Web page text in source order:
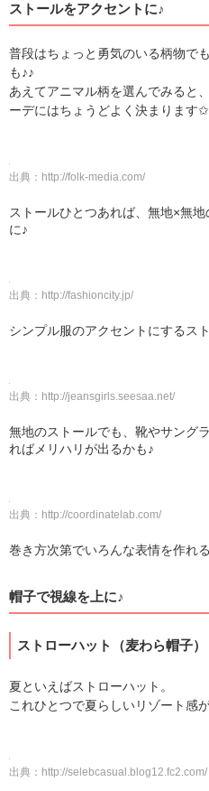
ストールをアクセントに♪
普段はちょっと勇気のいる柄物で
も♪♪
あえてアニマル柄を選んでみると
ーデにはちょうどよく決まります✩
出典： http://folk-media.com/
ストールひとつあれば、無地×無
に♪
出典： http://fashioncity.jp/
シンプル服のアクセントにするス
出典： http://jeansgirls.seesaa.net/
無地のストールでも、靴やサング
ればメリハリが出るかも♪
出典： http://coordinatelab.com/
巻き方次第でいろんな表情を作れ
帽子で視線を上に♪
ストローハット（麦わら帽子）
夏といえばストローハット。
これひとつで夏らしいリゾート感
出典： http://selebcasual.blog12.fc2.com/